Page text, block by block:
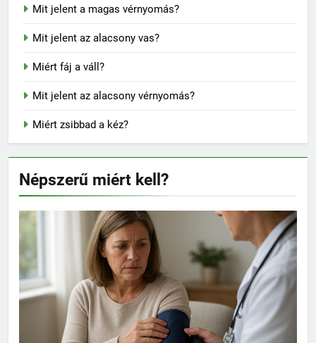
Mit jelent a magas vérnyomás?
Mit jelent az alacsony vas?
Miért fáj a váll?
Mit jelent az alacsony vérnyomás?
Miért zsibbad a kéz?
Népszerű miért kell?